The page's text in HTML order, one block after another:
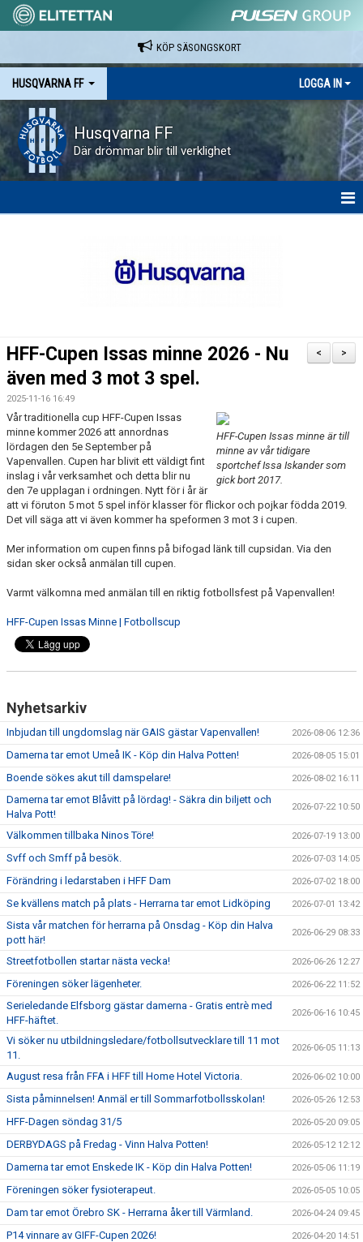
KÖP SÄSONGSKORT
HUSQVARNA FF LOGGA IN
Husqvarna FF
Där drömmar blir till verklighet
FÖRENINGSKALENDER
DOKUMENT
FÖRENINGENS MATCHER
SPONSORER
INTERSPORT
BOKA DIN HEMMAVINSTLOTT SMIDIGT HÄR
BÖRJA SPELA FOTBOLL I HUSQVARNA FF
HFF´S VÄRDEGRUND
"VAPENDRAGARE 2026"
FRITIDSKORTET/AVGIFTER
>
<
HFF-Cupen Issas minne 2026 - Nu
även med 3 mot 3 spel.
2025-11-16 16:49
HFF-Cupen Issas minne är till
minne av vår tidigare
sportchef Issa Iskander som
gick bort 2017.
Vår traditionella cup HFF-Cupen Issas
minne kommer 2026 att annordnas
lördagen den 5e September på
Vapenvallen. Cupen har blivit ett väldigt fint
inslag i vår verksamhet och detta blir nu
den 7e upplagan i ordningen. Nytt för i år är
att vi föruton 5 mot 5 spel inför klasser för flickor och pojkar födda 2019.
Det vill säga att vi även kommer ha speformen 3 mot 3 i cupen.
Mer information om cupen finns på bifogad länk till cupsidan. Via den
sidan sker också anmälan till cupen.
Varmt välkomna med anmälan till en riktig fotbollsfest på Vapenvallen!
HFF-Cupen Issas Minne | Fotbollscup
Nyhetsarkiv
Inbjudan till ungdomslag när GAIS gästar Vapenvallen! 2026-08-06 12:36
Damerna tar emot Umeå IK - Köp din Halva Potten! 2026-08-05 15:01
Boende sökes akut till damspelare! 2026-08-02 16:11
Damerna tar emot Blåvitt på lördag! - Säkra din biljett och
Halva Pott!
2026-07-22 10:50
Välkommen tillbaka Ninos Töre! 2026-07-19 13:00
Svff och Smff på besök. 2026-07-03 14:05
Förändring i ledarstaben i HFF Dam 2026-07-02 18:00
Se kvällens match på plats - Herrarna tar emot Lidköping 2026-07-01 13:42
Sista vår matchen för herrarna på Onsdag - Köp din Halva
pott här!
2026-06-29 08:33
Streetfotbollen startar nästa vecka! 2026-06-26 12:27
Föreningen söker lägenheter. 2026-06-22 11:52
Serieledande Elfsborg gästar damerna - Gratis entrè med
HFF-häftet.
2026-06-16 10:45
Vi söker nu utbildningsledare/fotbollsutvecklare till 11 mot
11.
2026-06-05 11:13
August resa från FFA i HFF till Home Hotel Victoria. 2026-06-02 10:00
Sista påminnelsen! Anmäl er till Sommarfotbollsskolan! 2026-05-26 12:53
HFF-Dagen söndag 31/5 2026-05-20 09:05
DERBYDAGS på Fredag - Vinn Halva Potten! 2026-05-12 12:12
Damerna tar emot Enskede IK - Köp din Halva Potten! 2026-05-06 11:19
Föreningen söker fysioterapeut. 2026-05-05 10:05
Dam tar emot Örebro SK - Herrarna åker till Värmland. 2026-04-24 09:45
P14 vinnare av GIFF-Cupen 2026! 2026-04-20 14:51